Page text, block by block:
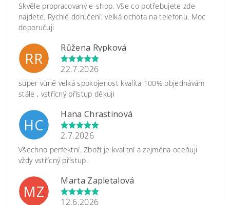
Skvěle propracovaný e-shop. Vše co potřebujete zde
najdete. Rychlé doručení, velká ochota na telefonu. Moc
doporučuji
RR
Růžena Rypková
22.7.2026
super vůně velká spokojenost kvalita 100% objednávám
stále , vstřícný přístup děkuji
HC
Hana Chrastinová
2.7.2026
Všechno perfektní. Zboží je kvalitní a zejména oceňuji
vždy vstřícný přístup.
MZ
Marta Zapletalová
12.6.2026